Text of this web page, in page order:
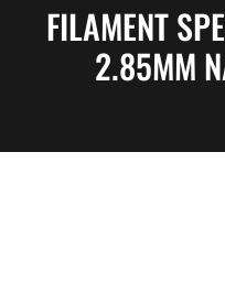
FILAMENT
2.85MM